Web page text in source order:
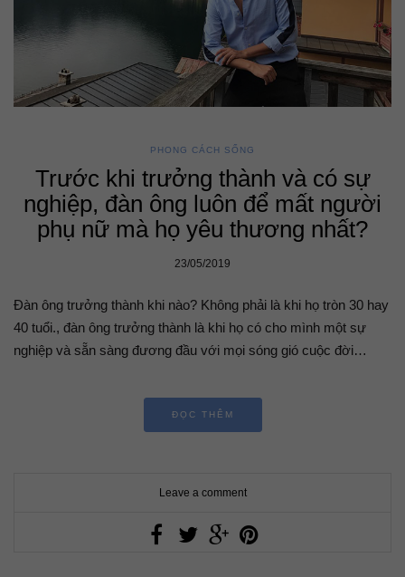
PHONG CÁCH SỐNG
Trước khi trưởng thành và có sự
nghiệp, đàn ông luôn để mất người
phụ nữ mà họ yêu thương nhất?
23/05/2019
Đàn ông trưởng thành khi nào? Không phải là khi họ tròn 30 hay
40 tuổi., đàn ông trưởng thành là khi họ có cho mình một sự
nghiệp và sẵn sàng đương đầu với mọi sóng gió cuộc đời…
ĐỌC THÊM
Leave a comment